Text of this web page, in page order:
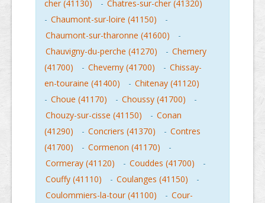
cher (41130)
- Chatres-sur-cher (41320)
- Chaumont-sur-loire (41150)
-
Chaumont-sur-tharonne (41600)
-
Chauvigny-du-perche (41270)
- Chemery
(41700)
- Cheverny (41700) - Chissay-
en-touraine (41400)
- Chitenay (41120)
- Choue (41170) - Choussy (41700)
-
Chouzy-sur-cisse (41150)
- Conan
(41290)
- Concriers (41370) - Contres
(41700)
- Cormenon (41170)
-
Cormeray (41120)
- Couddes (41700)
-
Couffy (41110)
- Coulanges (41150)
-
Coulommiers-la-tour (41100)
- Cour-